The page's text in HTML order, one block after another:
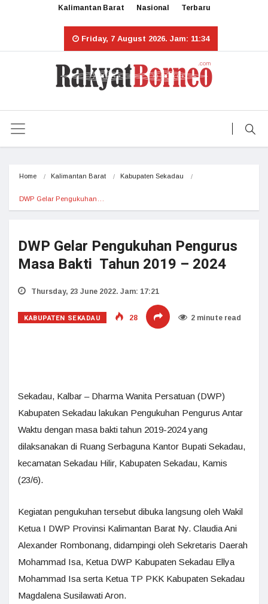
Kalimantan Barat Nasional Terbaru
Friday, 7 August 2026. Jam: 11:34
Home Kalimantan Barat Kabupaten Sekadau
DWP Gelar Pengukuhan…
DWP Gelar Pengukuhan Pengurus
Masa Bakti Tahun 2019 – 2024
Thursday, 23 June 2022. Jam: 17:21
KABUPATEN SEKADAU 28 2 minute read
Sekadau, Kalbar – Dharma Wanita Persatuan (DWP)
Kabupaten Sekadau lakukan Pengukuhan Pengurus Antar
Waktu dengan masa bakti tahun 2019-2024 yang
dilaksanakan di Ruang Serbaguna Kantor Bupati Sekadau,
kecamatan Sekadau Hilir, Kabupaten Sekadau, Kamis
(23/6).
Kegiatan pengukuhan tersebut dibuka langsung oleh Wakil
Ketua I DWP Provinsi Kalimantan Barat Ny. Claudia Ani
Alexander Rombonang, didampingi oleh Sekretaris Daerah
Mohammad Isa, Ketua DWP Kabupaten Sekadau Ellya
Mohammad Isa serta Ketua TP PKK Kabupaten Sekadau
Magdalena Susilawati Aron.